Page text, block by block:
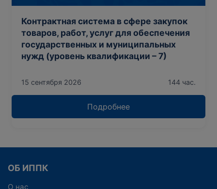
Контрактная система в сфере закупок
товаров, работ, услуг для обеспечения
государственных и муниципальных
нужд (уровень квалификации – 7)
15 сентября 2026 144 час.
Подробнее
ОБ ИППК
О нас